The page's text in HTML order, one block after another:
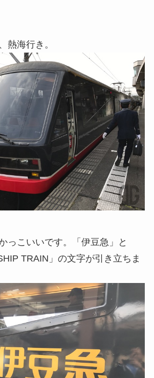
熱海行き。
っこいいです。「伊豆急」と
TRAIN」の文字が引き立ちま